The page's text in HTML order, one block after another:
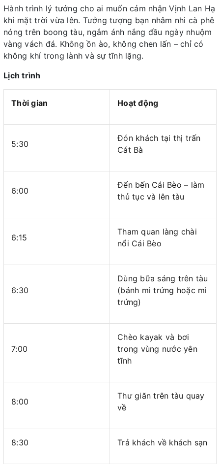
Hành trình lý tưởng cho ai muốn cảm nhận Vịnh Lan Hạ
khi mặt trời vừa lên. Tưởng tượng bạn nhâm nhi cà phê
nóng trên boong tàu, ngắm ánh nắng đầu ngày nhuộm
vàng vách đá. Không ồn ào, không chen lấn – chỉ có
không khí trong lành và sự tĩnh lặng.
Lịch trình
Thời gian Hoạt động
5:30
Đón khách tại thị trấn
Cát Bà
6:00
Đến bến Cái Bèo – làm
thủ tục và lên tàu
6:15
Tham quan làng chài
nổi Cái Bèo
6:30
Dùng bữa sáng trên tàu
(bánh mì trứng hoặc mì
trứng)
7:00
Chèo kayak và bơi
trong vùng nước yên
tĩnh
8:00
Thư giãn trên tàu quay
về
8:30 Trả khách về khách sạn